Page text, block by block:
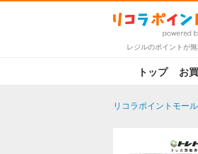
レジルのポイントが
トップ お
リコラポイントモー